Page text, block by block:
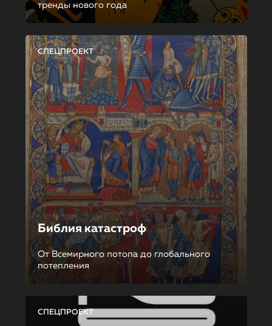
тренды нового года
СПЕЦПРОЕКТ
Библия катастроф
От Всемирного потопа до глобального
потепления
СПЕЦПРОЕКТ